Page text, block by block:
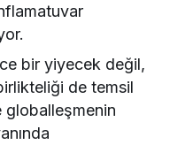
bir yiyecek değil,
de temsil
globalleşmenin